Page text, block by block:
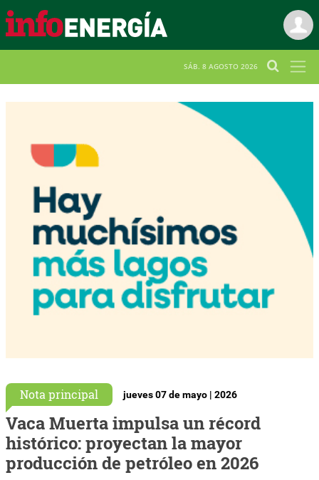
SÁB. 8 AGOSTO 2026
Nota principal jueves 07 de mayo | 2026
Vaca Muerta impulsa un récord
histórico: proyectan la mayor
producción de petróleo en 2026